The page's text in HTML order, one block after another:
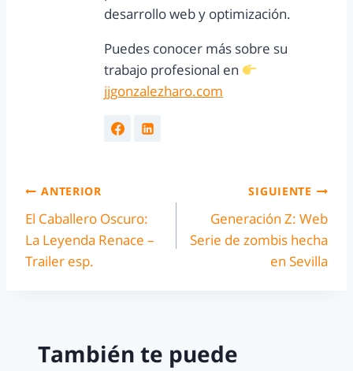
desarrollo web y optimización.
Puedes conocer más sobre su
trabajo profesional en
jjgonzalezharo.com
ANTERIOR
El Caballero Oscuro:
La Leyenda Renace –
Trailer esp.
SIGUIENTE
Generación Z: Web
Serie de zombis hecha
en Sevilla
También te puede